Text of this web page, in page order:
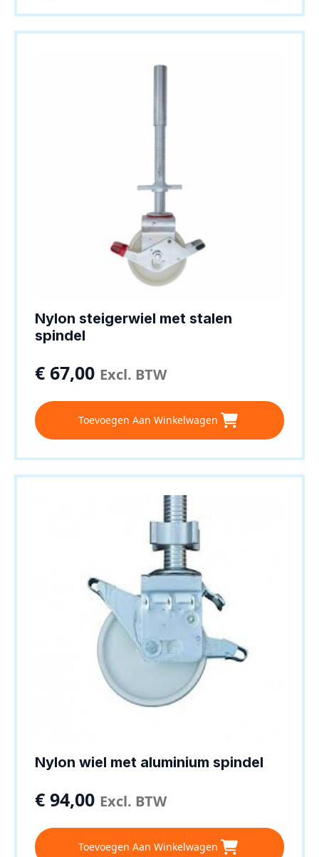
Nylon steigerwiel met stalen
spindel
€ 67,00 Excl. BTW
Toevoegen Aan Winkelwagen
Nylon wiel met aluminium spindel
€ 94,00 Excl. BTW
Toevoegen Aan Winkelwagen